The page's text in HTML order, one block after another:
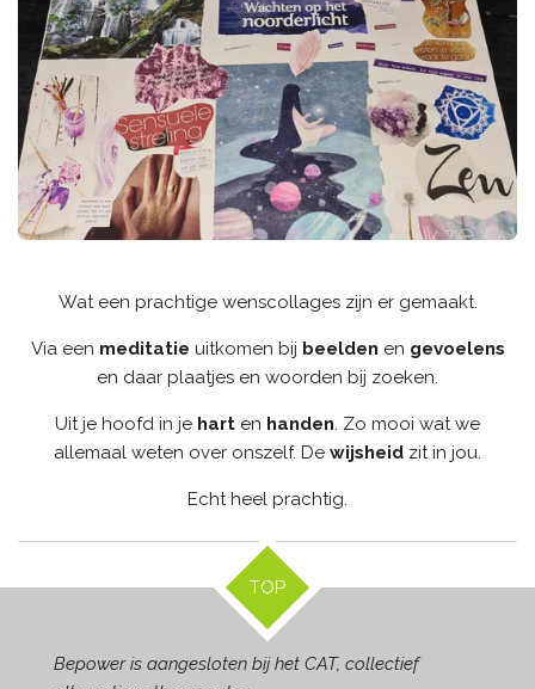
Wat een prachtige wenscollages zijn er gemaakt.
Via een meditatie uitkomen bij beelden en gevoelens
en daar plaatjes en woorden bij zoeken.
Uit je hoofd in je hart en handen. Zo mooi wat we
allemaal weten over onszelf. De wijsheid zit in jou.
Echt heel prachtig.
TOP
Bepower is aangesloten bij het CAT, collectief